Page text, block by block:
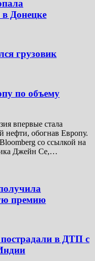
в Донецке
грузовик
по объему
впервые стала
нефти, обогнав Европу.
со ссылкой на
Джейн Се,…
премию
в ДТП с